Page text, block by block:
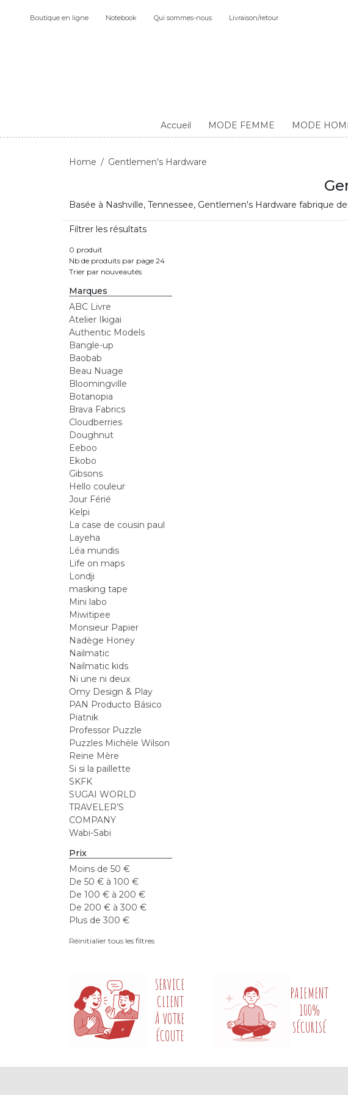
Boutique en ligne Notebook Qui sommes-nous Livraison/retour
Accueil MODE FEMME MODE
Home Gentlemen's Hardware
Basée à Nashville, Tennessee, Gentlemen's Hardware fabrique
Filtrer les résultats
0 produit
Nb de produits par page 24
Trier par nouveautés
Marques
ABC Livre
Atelier Ikigai
Authentic Models
Bangle-up
Baobab
Beau Nuage
Bloomingville
Botanopia
Brava Fabrics
Cloudberries
Doughnut
Eeboo
Ekobo
Gibsons
Hello couleur
Jour Férié
Kelpi
La case de cousin paul
Layeha
Léa mundis
Life on maps
Londji
masking tape
Mini labo
Miwitipee
Monsieur Papier
Nadège Honey
Nailmatic
Nailmatic kids
Ni une ni deux
Omy Design & Play
PAN Producto Básico
Piatnik
Professor Puzzle
Puzzles Michèle Wilson
Reine Mère
Si si la paillette
SKFK
SUGAI WORLD
TRAVELER’S
COMPANY
Wabi-Sabi
Prix
Moins de 50 €
De 50 € à 100 €
De 100 € à 200 €
De 200 € à 300 €
Plus de 300 €
Réinitialier tous les filtres
SERVICE
CLIENT
À VOTRE
ÉCOUTE
PAIEMENT
100%
SÉCURISÉ